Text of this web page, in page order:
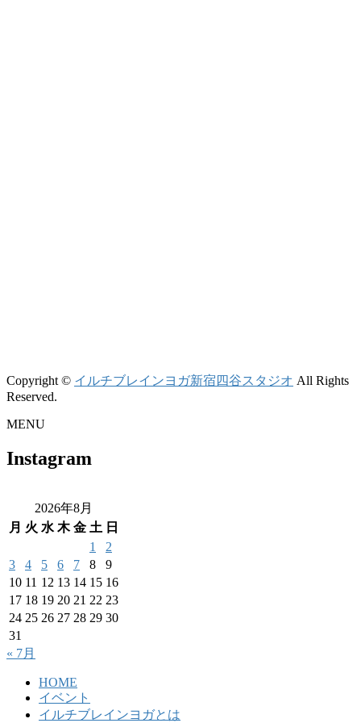
Copyright © イルチブレインヨガ新宿四谷スタジオ All Rights
Reserved.
MENU
Instagram
2026年8月
月 火 水 木 金 土 日
1
2
3
4 5 6 7 8
9
10 11 12 13 14 15 16
17 18 19 20 21 22 23
24 25 26 27 28 29 30
31
« 7月
HOME
イベント
イルチブレインヨガとは